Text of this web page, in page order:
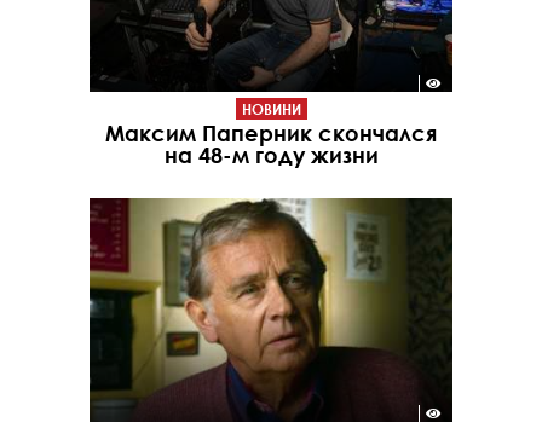
НОВИНИ
Максим Паперник скончался
на 48-м году жизни